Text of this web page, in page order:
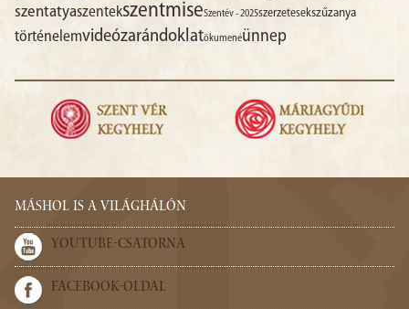
szentatyaszentekszentmiseSzentév - 2025szerzetesekszűzanya
történelemvideózarándoklatökumenéünnep
MÁSHOL IS A VILÁGHÁLÓN
YOUTUBE-CSATORNA
FACEBOOK-OLDAL